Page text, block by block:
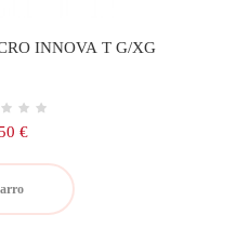
INNOVA T G/XG
€